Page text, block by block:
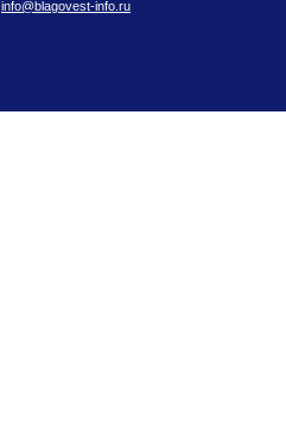
info@blagovest-info.ru